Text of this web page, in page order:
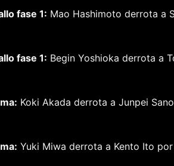
fase 1: Mao Hashimoto derrota a
fase 1: Begin Yoshioka derrota a
Koki Akada derrota a Junpei
Yuki Miwa derrota a Kento Ito